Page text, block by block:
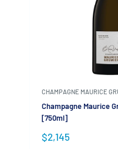
CHAMPAGNE MAURICE
Champagne Maurice
[750ml]
Precio
$2,145